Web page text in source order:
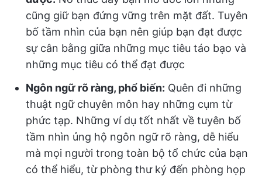
cũng giữ bạn đứng vững trên mặt đất. Tuyên
bố tầm nhìn của bạn nên giúp bạn đạt được
sự cân bằng giữa những mục tiêu táo bạo và
những mục tiêu có thể đạt được
Ngôn ngữ rõ ràng, phổ biến: Quên đi những
thuật ngữ chuyên môn hay những cụm từ
phức tạp. Những ví dụ tốt nhất về tuyên bố
tầm nhìn ủng hộ ngôn ngữ rõ ràng, dễ hiểu
mà mọi người trong toàn bộ tổ chức của bạn
có thể hiểu, từ phòng thư ký đến phòng họp